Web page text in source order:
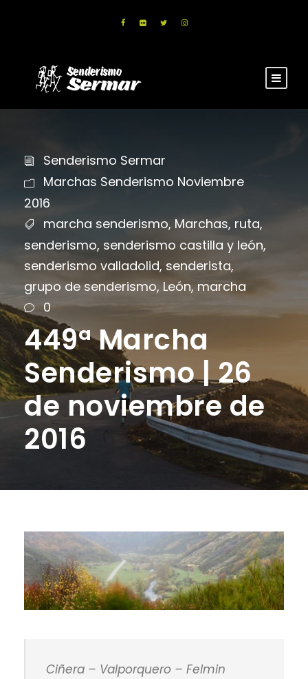
Senderismo Sermar
Marchas Senderismo Noviembre
2016
marcha senderismo, Marchas, ruta,
senderismo, senderismo castilla y león,
senderismo valladolid, senderista,
grupo de senderismo, León, marcha
0
449ª Marcha
Senderismo | 26
de noviembre de
2016
Ciñera – Valporquero – Felmin